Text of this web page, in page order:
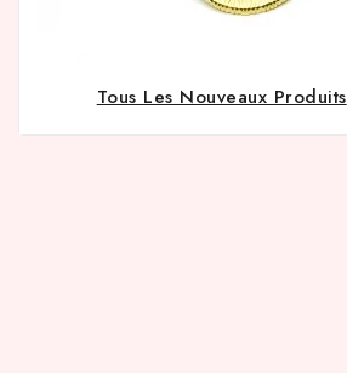
Tous Les Nouveaux Produits